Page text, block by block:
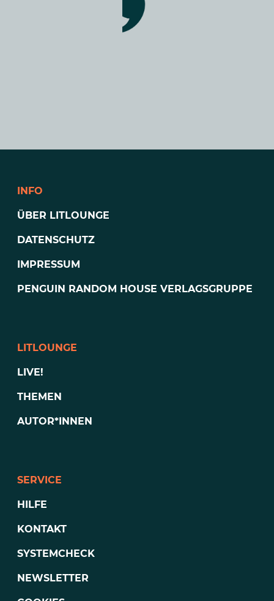
INFO
ÜBER LITLOUNGE
DATENSCHUTZ
IMPRESSUM
PENGUIN RANDOM HOUSE VERLAGSGRUPPE
LITLOUNGE
LIVE!
THEMEN
AUTOR*INNEN
SERVICE
HILFE
KONTAKT
SYSTEMCHECK
NEWSLETTER